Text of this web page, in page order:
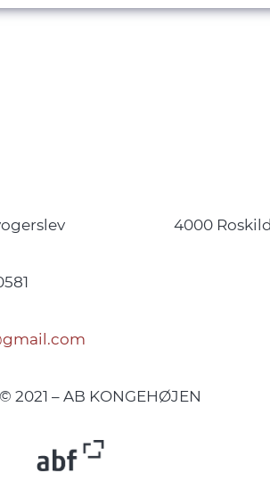
4000
2021 – AB KONGEHØJEN